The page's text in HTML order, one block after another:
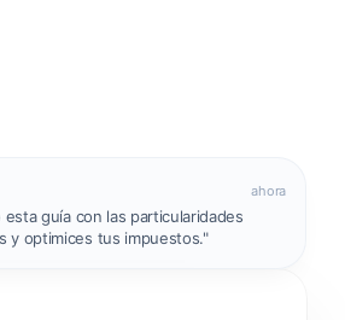
ahora
guía con las particularidades
y optimices tus impuestos."